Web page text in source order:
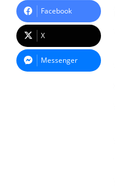
a
n
e
m
a
i
Facebook
X
Messenger